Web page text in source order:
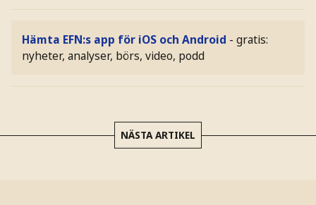
Hämta EFN:s app för iOS och Android - gratis:
nyheter, analyser, börs, video, podd
NÄSTA ARTIKEL